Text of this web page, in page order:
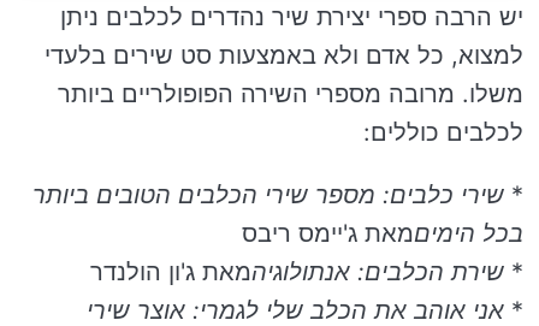
יש הרבה ספרי יצירת שיר נהדרים לכלבים ניתן
למצוא, כל אדם ולא באמצעות סט שירים בלעדי
משלו. מרובה מספרי השירה הפופולריים ביותר
לכלבים כוללים:
* שירי כלבים: מספר שירי הכלבים הטובים ביותר
בכל הימיםמאת ג'יימס ריבס
* שירת הכלבים: אנתולוגיהמאת ג'ון הולנדר
* אני אוהב את הכלב שלי לגמרי: אוצר שירי